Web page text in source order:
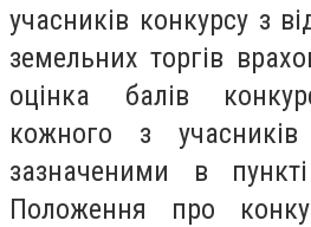
учасників конкурсу з
земельних торгів
оцінка балів
кожного з
зазначеними в
Положення про